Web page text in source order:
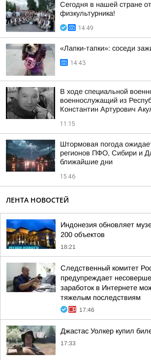
Сегодня в нашей стране
физкультурника!
14:49
«Лапки-тапки»: соседи
14:43
В ходе специальной
военнослужащий из
Константин Артурович
11:15
Штормовая погода
регионов ПФО, Сибири и
ближайшие дни
15:46
ЛЕНТА НОВОСТЕЙ
Индонезия обновляет
200 объектов
18:21
Следственный комитет
предупреждает
заработок в Интернете
тяжелым последствиям
17:46
Джастас Уолкер купил
17:33